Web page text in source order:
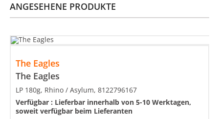
ANGESEHENE PRODUKTE
The Eagles
The Eagles
LP 180g, Rhino / Asylum, 8122796167
Verfügbar : Lieferbar innerhalb von 5-10 Werktagen,
soweit verfügbar beim Lieferanten